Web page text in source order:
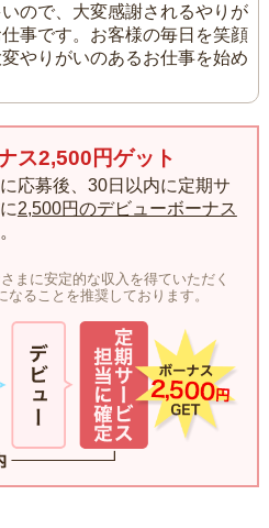
ので、大変感謝されるやりが
事です。お客様の毎日を笑顔
やりがいのあるお仕事を始め
ス2,500円ゲット
応募後、30日以内に定期サ
2,500円のデビューボーナス
まに安定的な収入を得ていただく
ることを推奨しております。